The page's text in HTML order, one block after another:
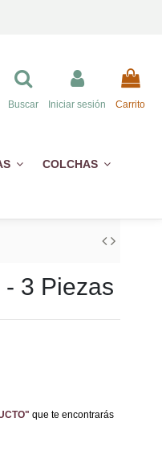
Buscar Iniciar sesión Carrito
COLCHAS
3 Piezas
que te encontrarás